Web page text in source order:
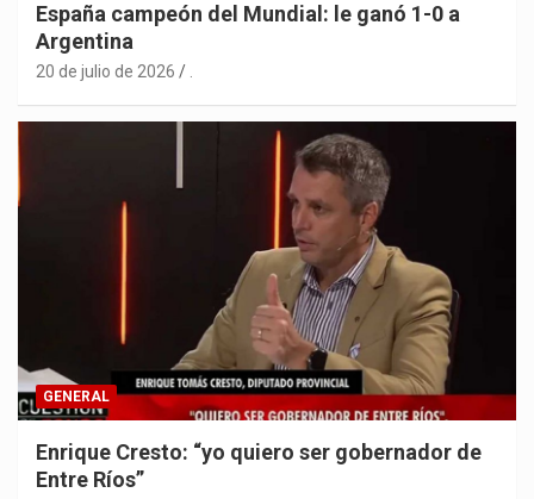
España campeón del Mundial: le ganó 1-0 a
Argentina
20 de julio de 2026 .
GENERAL
Enrique Cresto: “yo quiero ser gobernador de
Entre Ríos”